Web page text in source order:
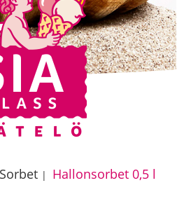
Sorbet | Hallonsorbet 0,5 l